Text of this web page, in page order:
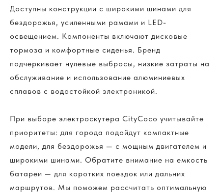
Доступны конструкции с широкими шинами для
бездорожья, усиленными рамами и LED-
освещением. Компоненты включают дисковые
тормоза и комфортные сиденья. Бренд
подчеркивает нулевые выбросы, низкие затраты на
обслуживание и использование алюминиевых
сплавов с водостойкой электроникой.
При выборе электроскутера CityCoco учитывайте
приоритеты: для города подойдут компактные
модели, для бездорожья — с мощным двигателем и
широкими шинами. Обратите внимание на емкость
батареи — для коротких поездок или дальних
маршрутов. Мы поможем рассчитать оптимальную